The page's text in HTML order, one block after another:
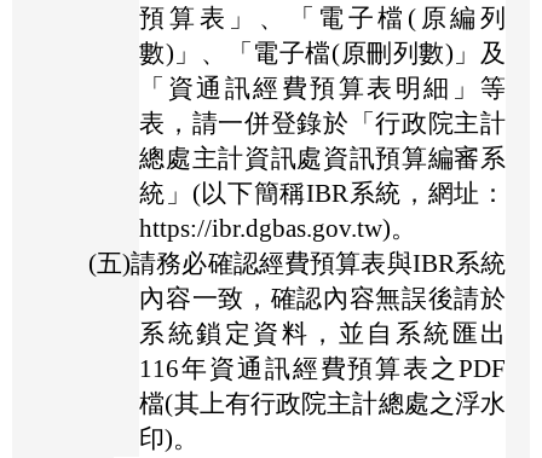
預算表」、「電子檔(原編列
數)」、「電子檔(原刪列數)」及
「資通訊經費預算表明細」等
表，請一併登錄於「行政院主計
總處主計資訊處資訊預算編審系
統」(以下簡稱IBR系統，網址：
https://ibr.dgbas.gov.tw)。
(五)請務必確認經費預算表與IBR系統
內容一致，確認內容無誤後請於
系統鎖定資料，並自系統匯出
116年資通訊經費預算表之PDF
檔(其上有行政院主計總處之浮水
印)。